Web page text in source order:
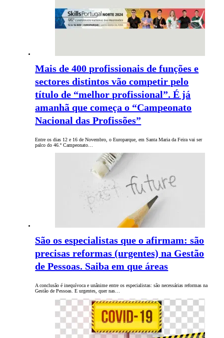
Mais de 400 profissionais de funções e
sectores distintos vão competir pelo
título de “melhor profissional”. É já
amanhã que começa o “Campeonato
Nacional das Profissões”
Entre os dias 12 e 16 de Novembro, o Europarque, em Santa Maria da Feira vai ser
palco do 46.º Campeonato…
São os especialistas que o afirmam: são
precisas reformas (urgentes) na Gestão
de Pessoas. Saiba em que áreas
A conclusão é inequívoca e unânime entre os especialistas: são necessárias reformas na
Gestão de Pessoas. E urgentes, quer nas…